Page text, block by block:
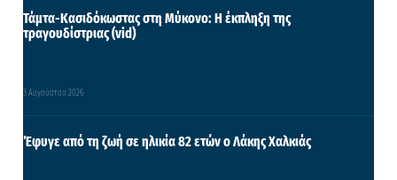
Τάμτα-Κασιδόκωστας στη Μύκονο: Η έκπληξη της
τραγουδίστριας (vid)
3 Αυγούστου 2026
Έφυγε από τη ζωή σε ηλικία 82 ετών ο Λάκης Χαλκιάς